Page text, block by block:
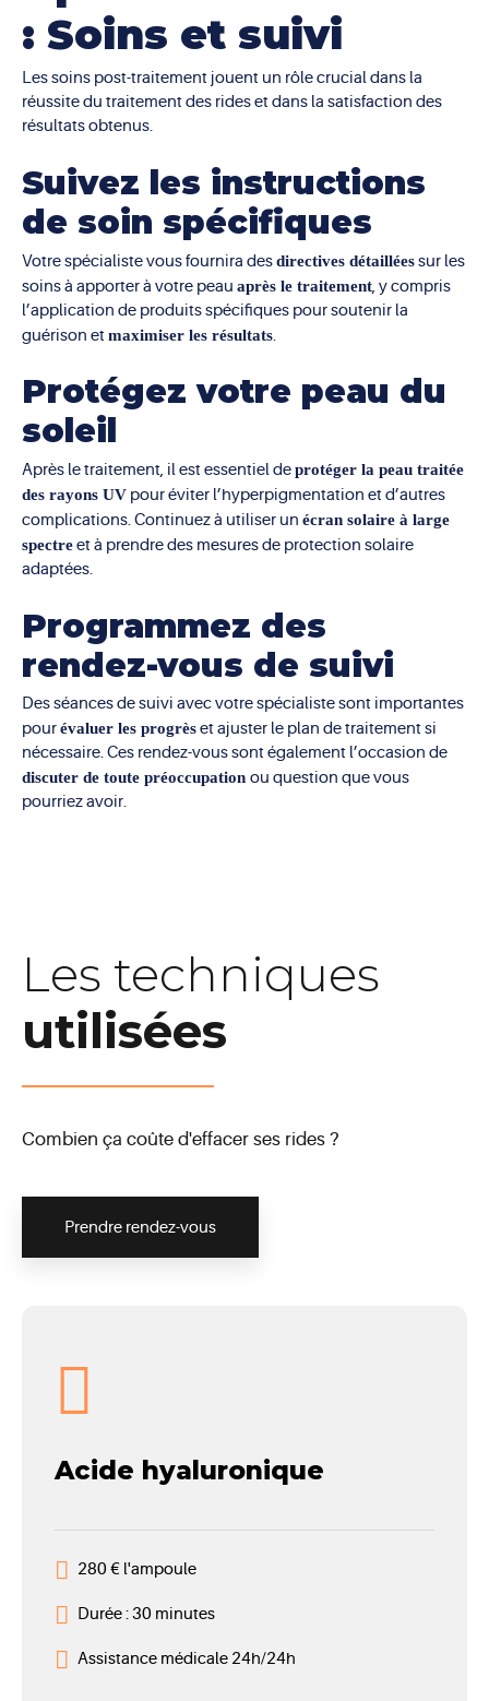
: Soins et suivi
Les soins post-traitement jouent un rôle crucial dans la
réussite du traitement des rides et dans la satisfaction des
résultats obtenus.
Suivez les instructions
de soin spécifiques
Votre spécialiste vous fournira desdirectives détailléessur les
soins à apporter à votre peau après le traitement, y compris
l’application de produits spécifiques pour soutenir la
guérison etmaximiser les résultats.
Protégez votre peau du
soleil
Après le traitement, il est essentiel deprotéger la peau traitée
des rayons UV pour éviter l’hyperpigmentation et d’autres
complications. Continuez à utiliser un écran solaire à large
spectreet à prendre des mesures de protection solaire
adaptées.
Programmez des
rendez-vous de suivi
Des séances de suivi avec votre spécialiste sont importantes
pourévaluer les progrèset ajuster le plan de traitement si
nécessaire. Ces rendez-vous sont également l’occasion de
discuter de toute préoccupation ou question que vous
pourriez avoir.
Les techniques
utilisées
Combien ça coûte d'effacer ses rides ?
Prendre rendez-vous
Acide hyaluronique
280 € l'ampoule
Durée : 30 minutes
Assistance médicale 24h/24h